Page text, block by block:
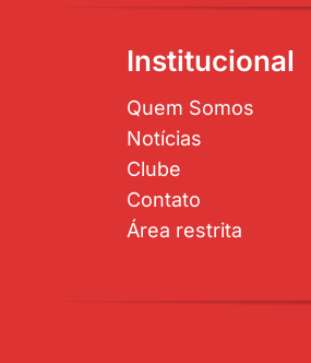
Institucional
Quem Somos
Notícias
Clube
Contato
Área restrita